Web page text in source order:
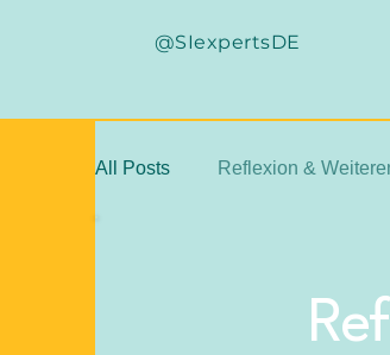
@SIexpertsDE
All Posts Reflexion &